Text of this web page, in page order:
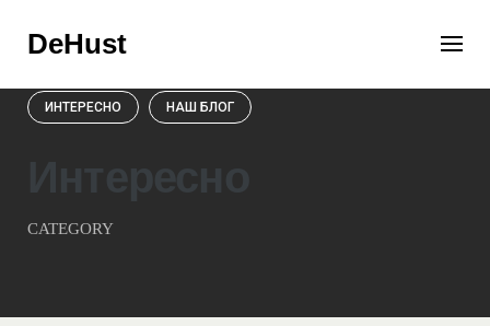
DeHust
ИНТЕРЕСНО НАШ БЛОГ
CATEGORY